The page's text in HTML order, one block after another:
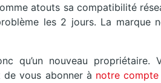
atouts sa compatibilité
les 2 jours. La marque
qu’un nouveau propriétaire.
de vous abonner à notre